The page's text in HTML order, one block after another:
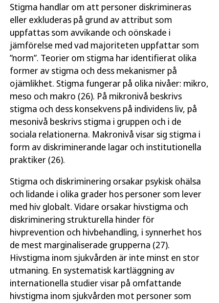
Stigma handlar om att personer diskrimineras
eller exkluderas på grund av attribut som
uppfattas som avvikande och oönskade i
jämförelse med vad majoriteten uppfattar som
”norm”. Teorier om stigma har identifierat olika
former av stigma och dess mekanismer på
ojämlikhet. Stigma fungerar på olika nivåer: mikro,
meso och makro (26). På mikronivå beskrivs
stigma och dess konsekvens på individens liv, på
mesonivå beskrivs stigma i gruppen och i de
sociala relationerna. Makronivå visar sig stigma i
form av diskriminerande lagar och institutionella
praktiker (26).
Stigma och diskriminering orsakar psykisk ohälsa
och lidande i olika grader hos personer som lever
med hiv globalt. Vidare orsakar hivstigma och
diskriminering strukturella hinder för
hivprevention och hivbehandling, i synnerhet hos
de mest marginaliserade grupperna (27).
Hivstigma inom sjukvården är inte minst en stor
utmaning. En systematisk kartläggning av
internationella studier visar på omfattande
hivstigma inom sjukvården mot personer som